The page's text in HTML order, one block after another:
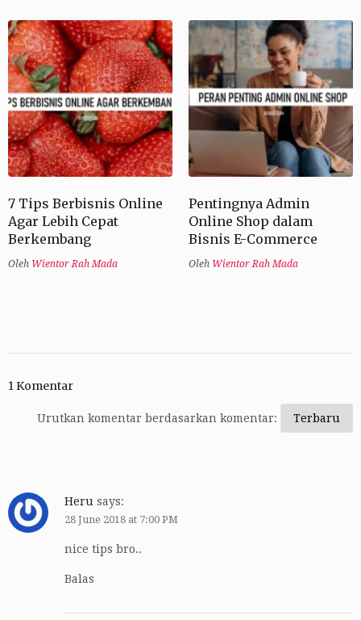
7 Tips Berbisnis Online
Agar Lebih Cepat
Berkembang
Oleh Wientor Rah Mada
Pentingnya Admin
Online Shop dalam
Bisnis E-Commerce
Oleh Wientor Rah Mada
1 Komentar
Urutkan komentar berdasarkan komentar:
Heru says:
28 June 2018 at 7:00 PM
nice tips bro..
Balas